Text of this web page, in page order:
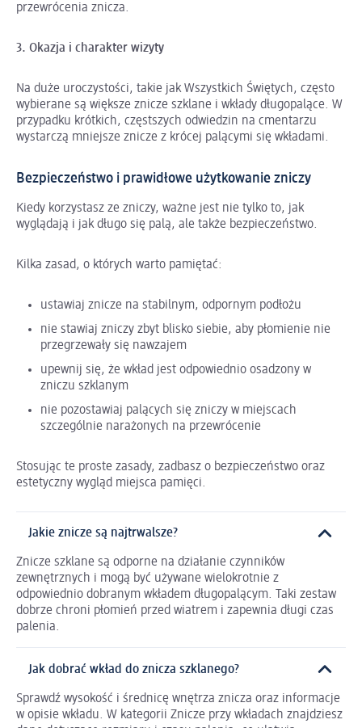
przewrócenia znicza.
3. Okazja i charakter wizyty
Na duże uroczystości, takie jak Wszystkich Świętych, często
wybierane są większe znicze szklane i wkłady długopalące. W
przypadku krótkich, częstszych odwiedzin na cmentarzu
wystarczą mniejsze znicze z krócej palącymi się wkładami.
Bezpieczeństwo i prawidłowe użytkowanie zniczy
Kiedy korzystasz ze zniczy, ważne jest nie tylko to, jak
wyglądają i jak długo się palą, ale także bezpieczeństwo.
Kilka zasad, o których warto pamiętać:
ustawiaj znicze na stabilnym, odpornym podłożu
nie stawiaj zniczy zbyt blisko siebie, aby płomienie nie
przegrzewały się nawzajem
upewnij się, że wkład jest odpowiednio osadzony w
zniczu szklanym
nie pozostawiaj palących się zniczy w miejscach
szczególnie narażonych na przewrócenie
Stosując te proste zasady, zadbasz o bezpieczeństwo oraz
estetyczny wygląd miejsca pamięci.
Jakie znicze są najtrwalsze?
Znicze szklane są odporne na działanie czynników
zewnętrznych i mogą być używane wielokrotnie z
odpowiednio dobranym wkładem długopalącym. Taki zestaw
dobrze chroni płomień przed wiatrem i zapewnia długi czas
palenia.
Jak dobrać wkład do znicza szklanego?
Sprawdź wysokość i średnicę wnętrza znicza oraz informacje
w opisie wkładu. W kategorii Znicze przy wkładach znajdziesz